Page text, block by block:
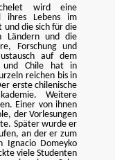
wird eine
ihres Lebens im
und die sich für die
Ländern und die
Forschung und
auf dem
und Chile hat in
reichen bis in
erste chilenische
Weitere
Einer von ihnen
der Vorlesungen
Später wurde er
an der er zum
Ignacio Domeyko
viele Studenten